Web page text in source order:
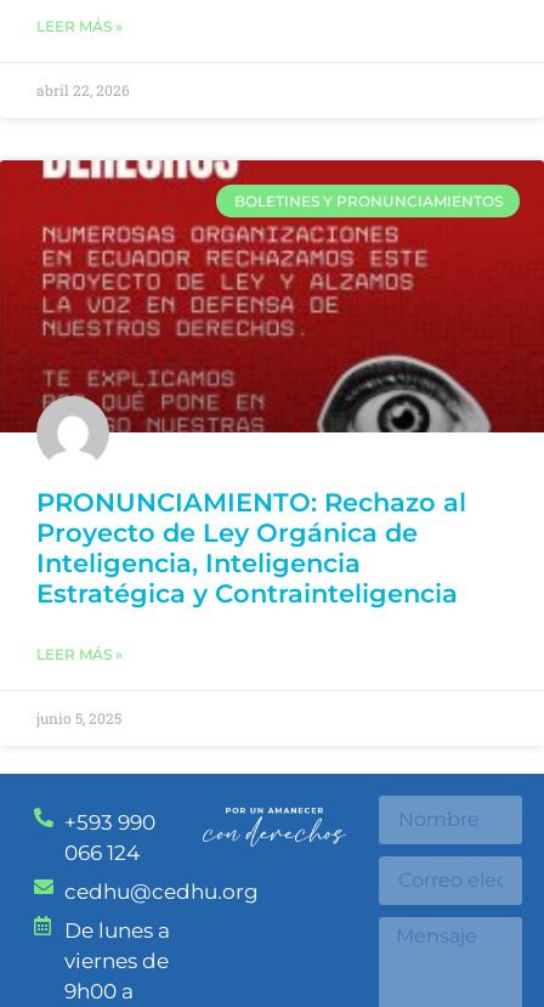
LEER MÁS »
abril 22, 2026
BOLETINES Y PRONUNCIAMIENTOS
PRONUNCIAMIENTO: Rechazo al
Proyecto de Ley Orgánica de
Inteligencia, Inteligencia
Estratégica y Contrainteligencia
LEER MÁS »
junio 5, 2025
+593 990
066 124
cedhu@cedhu.org
De lunes a
viernes de
9h00 a